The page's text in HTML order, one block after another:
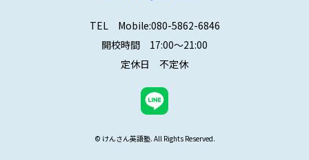
TEL Mobile:080-5862-6846
開校時間 17:00～21:00
定休日 不定休
© けんさん英語塾. All Rights Reserved.